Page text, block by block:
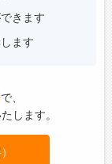
きます
ます
で、
します。